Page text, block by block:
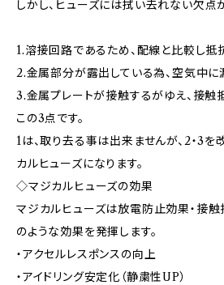
しかし、ヒューズには拭い去れない欠点
1.溶接回路であるため、配線と比較し抵
2.金属部分が露出している為、空気中に
3.金属プレートが接触するがゆえ、接触
この3点です。
1は、取り去る事は出来ませんが、2・3を
カルヒューズになります。
◇マジカルヒューズの効果
マジカルヒューズは放電防止効果・接触
のような効果を発揮します。
・アクセルレスポンスの向上
・アイドリング安定化（静粛性UP）